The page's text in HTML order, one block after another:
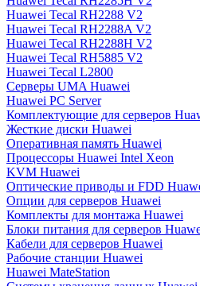
Huawei Tecal RH2288 V2
Huawei Tecal RH2288A V2
Huawei Tecal RH2288H V2
Huawei Tecal RH5885 V2
Huawei Tecal L2800
Серверы UMA Huawei
Huawei PC Server
Комплектующие для серверов
Жесткие диски Huawei
Оперативная память Huawei
Процессоры Huawei Intel Xeon
KVM Huawei
Оптические приводы и FDD
Опции для серверов Huawei
Комплекты для монтажа Huawei
Блоки питания для серверов
Кабели для серверов Huawei
Рабочие станции Huawei
Huawei MateStation